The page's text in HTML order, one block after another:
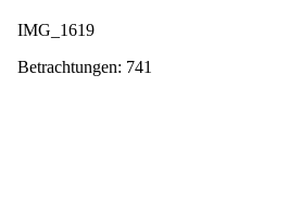
IMG_1619
Betrachtungen: 741